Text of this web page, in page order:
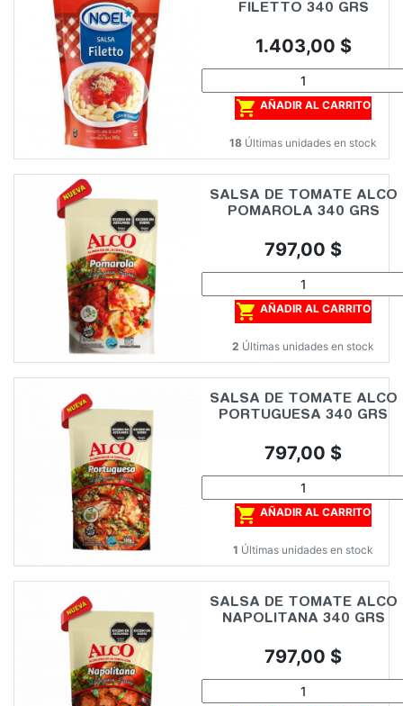
FILETTO 340 GRS
Precio
1.403,00 $
 AÑADIR AL CARRITO
18 Últimas unidades en stock
SALSA DE TOMATE ALCO
POMAROLA 340 GRS
Precio
797,00 $
 AÑADIR AL CARRITO
2 Últimas unidades en stock
SALSA DE TOMATE ALCO
PORTUGUESA 340 GRS
Precio
797,00 $
 AÑADIR AL CARRITO
1 Últimas unidades en stock
SALSA DE TOMATE ALCO
NAPOLITANA 340 GRS
Precio
797,00 $